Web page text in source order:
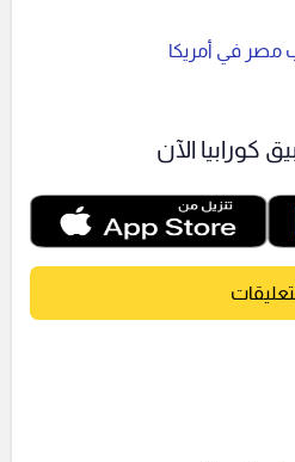
مصر في أمريكا
كورابيا الآن